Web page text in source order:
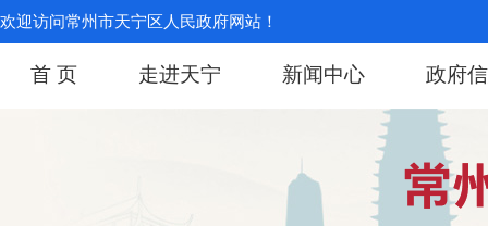
欢迎访问常州市天宁区人民政府网站！
首 页 走进天宁 新闻中心 政府